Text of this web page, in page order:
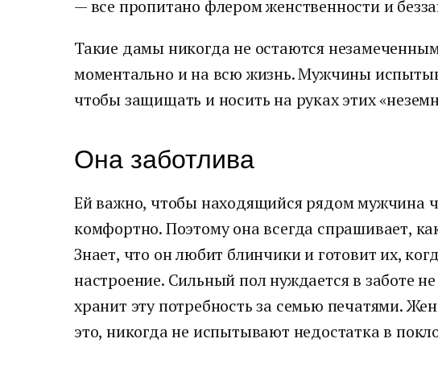
— все пропитано флером женственности и
Такие дамы никогда не остаются
моментально и на всю жизнь. Мужчины
чтобы защищать и носить на руках этих
Она заботлива
Ей важно, чтобы находящийся рядом мужчина
комфортно. Поэтому она всегда спрашивает,
Знает, что он любит блинчики и готовит их,
настроение. Сильный пол нуждается в заботе
хранит эту потребность за семью печатями.
это, никогда не испытывают недостатка в